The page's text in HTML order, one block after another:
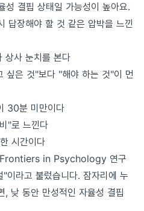
성 결핍 상태일 가능성이 높아요.
답장해야 할 것 같은 압박을 느낀
상사 눈치를 본다
싶은 것"보다 "해야 하는 것"이 먼
30분 미만이다
"로 느낀다
시간이다
Frontiers in Psychology 연구
이라고 불렀습니다. 잠자리에 누
, 낮 동안 만성적인 자율성 결핍